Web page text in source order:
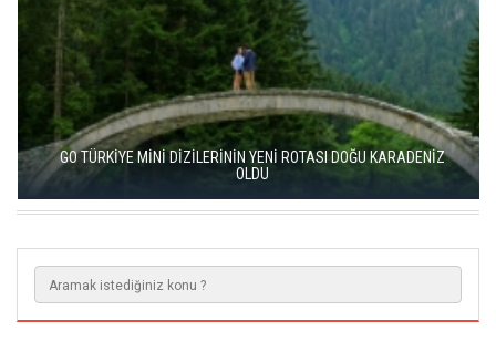
GO TÜRKİYE MİNİ DİZİLERİNİN YENİ ROTASI DOĞU KARADENİZ
OLDU